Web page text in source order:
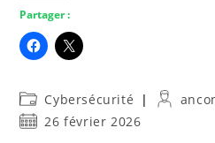
Partager :
Post
category:
Cybersécurité
Auteur/
Publication
26 février 2026